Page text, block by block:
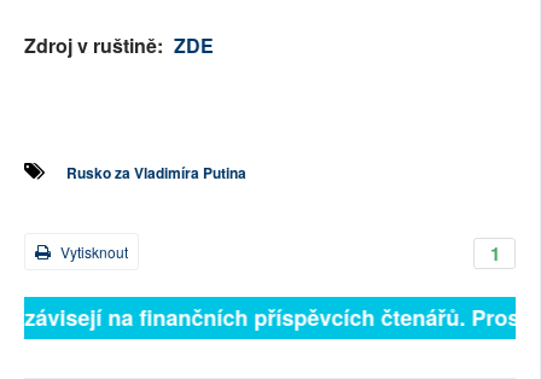
Zdroj v ruštině: ZDE
Rusko za Vladimíra Putina
1
Vytisknout
závisejí na finančních příspěvcích čtenářů.